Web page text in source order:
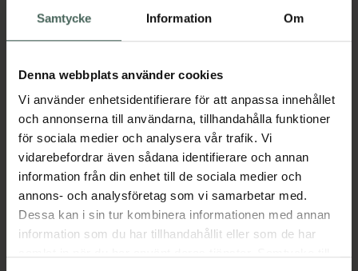
Samtycke Information Om
Denna webbplats använder cookies
Vi använder enhetsidentifierare för att anpassa innehållet
och annonserna till användarna, tillhandahålla funktioner
för sociala medier och analysera vår trafik. Vi
vidarebefordrar även sådana identifierare och annan
information från din enhet till de sociala medier och
annons- och analysföretag som vi samarbetar med.
Dessa kan i sin tur kombinera informationen med annan
information som du har tillhandahållit eller som de har
Jag accepterar villkoren
Aktuella erbjudanden
Beskrivning
Jämförpris 44,75 kr/st
EAN:05701780733571